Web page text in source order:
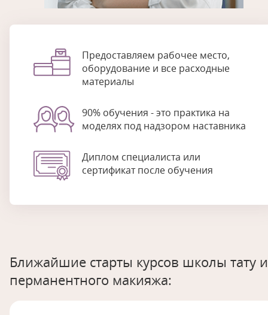
Предоставляем рабочее место,
оборудование и все расходные
материалы
90% обучения - это практика на
моделях под надзором наставника
Диплом специалиста или
сертификат после обучения
Ближайшие старты курсов школы тату и
перманентного макияжа: